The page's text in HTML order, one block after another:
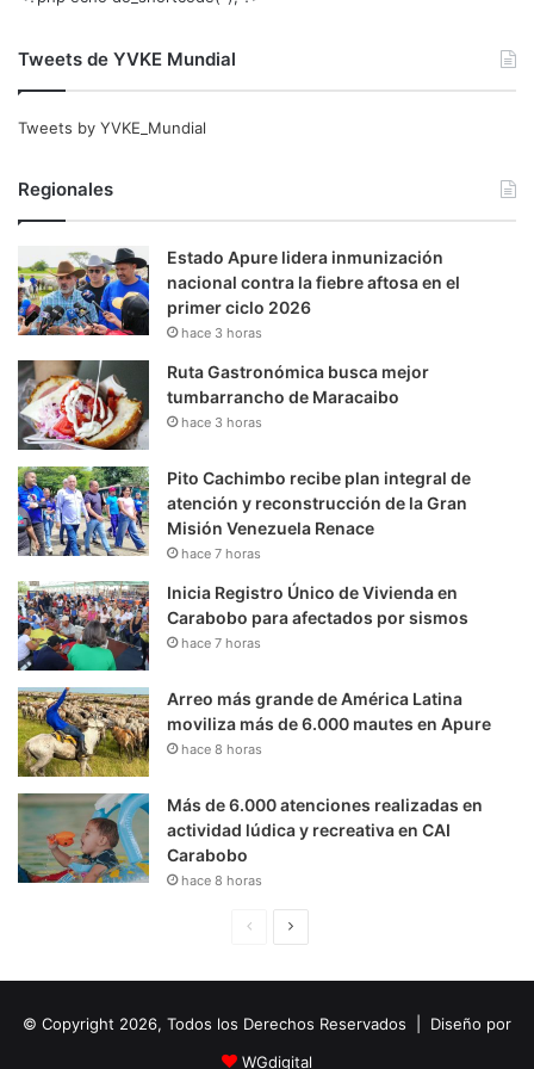
Tweets de YVKE Mundial
Tweets by YVKE_Mundial
Regionales
Estado Apure lidera inmunización
nacional contra la fiebre aftosa en el
primer ciclo 2026
hace 3 horas
Ruta Gastronómica busca mejor
tumbarrancho de Maracaibo
hace 3 horas
Pito Cachimbo recibe plan integral de
atención y reconstrucción de la Gran
Misión Venezuela Renace
hace 7 horas
Inicia Registro Único de Vivienda en
Carabobo para afectados por sismos
hace 7 horas
Arreo más grande de América Latina
moviliza más de 6.000 mautes en Apure
hace 8 horas
Más de 6.000 atenciones realizadas en
actividad lúdica y recreativa en CAI
Carabobo
hace 8 horas
i
n
u
i
© Copyright 2026, Todos los Derechos Reservados | Diseño por
WGdigital